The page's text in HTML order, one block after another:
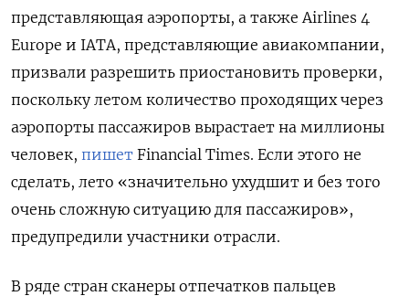
представляющая аэропорты, а также Airlines 4
Europe и IATA, представляющие авиакомпании,
призвали разрешить приостановить проверки,
поскольку летом количество проходящих через
аэропорты пассажиров вырастает на миллионы
человек, пишет Financial Times. Если этого не
сделать, лето «значительно ухудшит и без того
очень сложную ситуацию для пассажиров»,
предупредили участники отрасли.
В ряде стран сканеры отпечатков пальцев